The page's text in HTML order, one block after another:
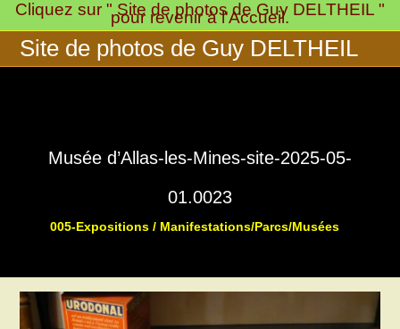
Skip
to
content
Cliquez sur " Site de photos de Guy DELTHEIL "
pour revenir à l'Accueil.
Site de photos de Guy DELTHEIL
Musée d’Allas-les-Mines-site-2025-05-
01.0023
005-Expositions / Manifestations/Parcs/Musées